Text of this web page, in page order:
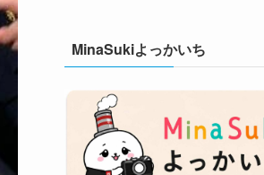
MinaSukiよっかいち